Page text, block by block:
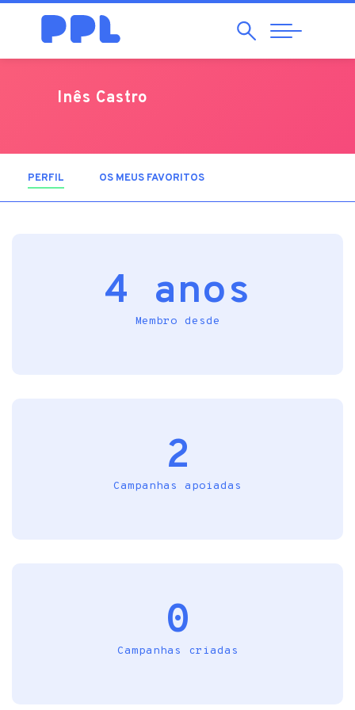
Pesquisar
Abrir
Navegação
Inês Castro
PERFIL (SEPARADOR ATIVO)
OS MEUS FAVORITOS
4 anos
Membro desde
2
Campanhas apoiadas
0
Campanhas criadas